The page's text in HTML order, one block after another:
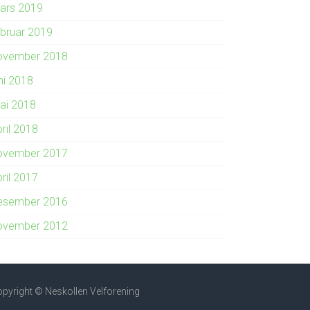
2019
2019
2018
2018
2018
2018
2017
2017
2016
2012
© Neskollen Velforening